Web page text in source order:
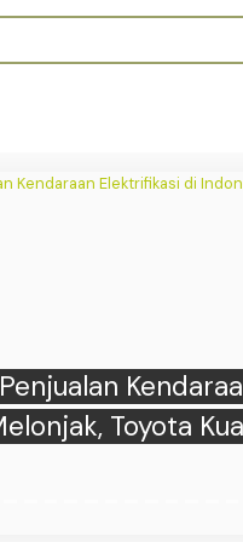
Mobil Kapolsek
Terobos Lampu